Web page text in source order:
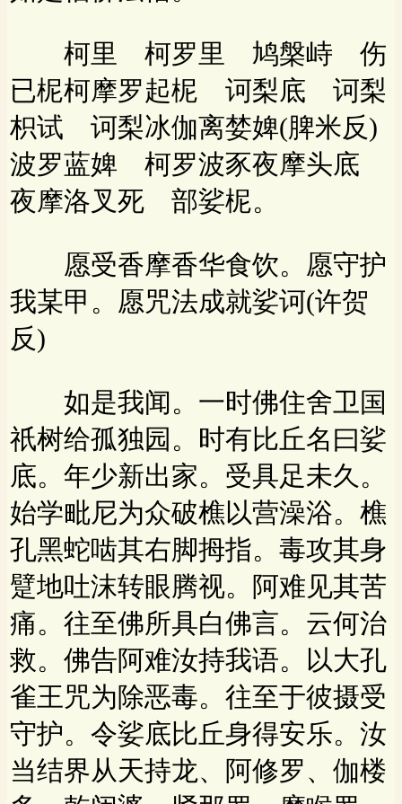
柯里 柯罗里 鸠槃峙 伤
已柅柯摩罗起柅 诃梨底 诃梨
枳试 诃梨冰伽离婪婢(脾米反)
波罗蓝婢 柯罗波豕夜摩头底
夜摩洛叉死 部娑柅。
愿受香摩香华食饮。愿守护
我某甲。愿咒法成就娑诃(许贺
反)
如是我闻。一时佛住舍卫国
祇树给孤独园。时有比丘名曰娑
底。年少新出家。受具足未久。
始学毗尼为众破樵以营澡浴。樵
孔黑蛇啮其右脚拇指。毒攻其身
躄地吐沫转眼腾视。阿难见其苦
痛。往至佛所具白佛言。云何治
救。佛告阿难汝持我语。以大孔
雀王咒为除恶毒。往至于彼摄受
守护。令娑底比丘身得安乐。汝
当结界从天持龙、阿修罗、伽楼